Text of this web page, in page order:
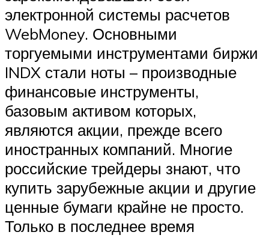
электронной системы расчетов
WebMoney. Основными
торгуемыми инструментами биржи
INDX стали ноты – производные
финансовые инструменты,
базовым активом которых,
являются акции, прежде всего
иностранных компаний. Многие
российские трейдеры знают, что
купить зарубежные акции и другие
ценные бумаги крайне не просто.
Только в последнее время